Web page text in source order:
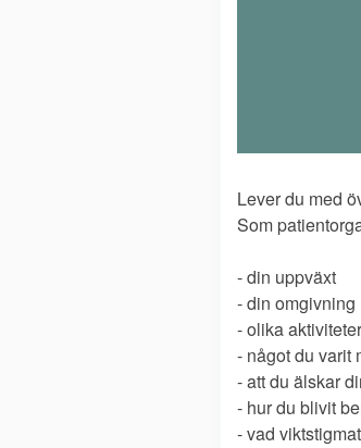
Lever du med
Som
- din uppväxt
- din omgivning
- olika
- något du varit
- att du älskar
- hur du blivit
- vad